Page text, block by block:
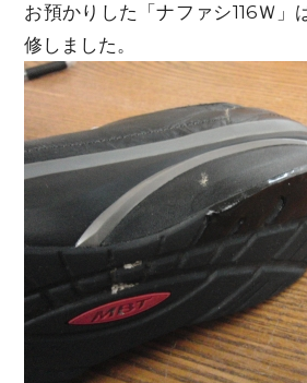
お預かりした「ナファシ116Ｗ」
修しました。